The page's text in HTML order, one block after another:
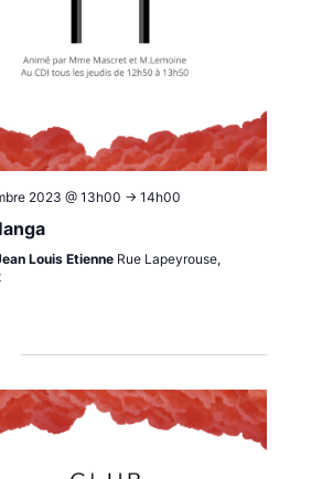
2023 @ 13h00 -> 14h00
Louis Etienne Rue Lapeyrouse,